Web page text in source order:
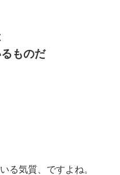
ものだ
る気質、ですよね。